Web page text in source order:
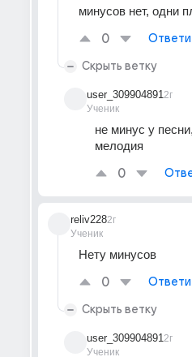
минусов нет, одни
0
Скрыть ветку
user_309904891
Ученик
2г
не минус у
мелодия
0
reliv228
Ученик
2г
Нету минусов
0
Скрыть ветку
user_309904891
Ученик
2г